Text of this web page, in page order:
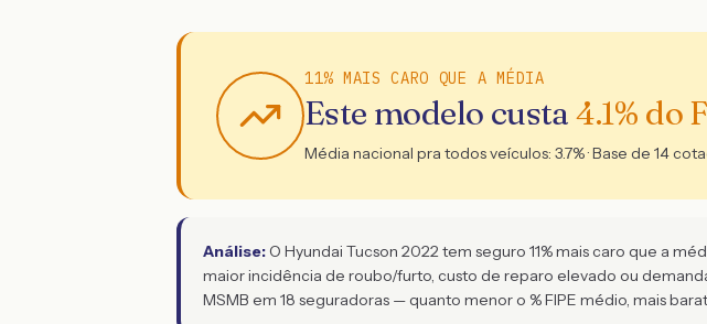
11% MAIS CARO QUE A MÉDIA
Este modelo custa4.1% do
Média nacional pra todos veículos: 3.7% · Base de 14
Análise: O Hyundai Tucson 2022 tem seguro 11% mais caro que a
maior incidência de roubo/furto, custo de reparo elevado ou
MSMB em 18 seguradoras — quanto menor o % FIPE médio, mais